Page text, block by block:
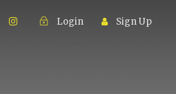
Login Sign Up